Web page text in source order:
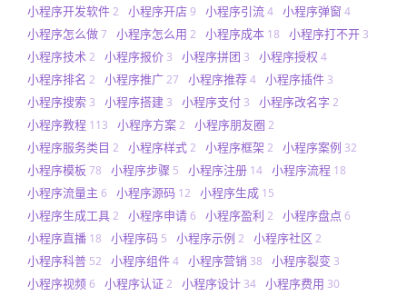
小程序开发软件2 小程序开店9 小程序引流4 小程序弹窗 4
小程序怎么做7 小程序怎么用 2 小程序成本 18 小程序打不开 3
小程序技术 2 小程序报价 3 小程序拼团 3 小程序授权 4
小程序排名 2 小程序推广27 小程序推荐4 小程序插件 3
小程序搜索 3 小程序搭建 3 小程序支付 3 小程序改名字 2
小程序教程 113 小程序方案2 小程序朋友圈 2
小程序服务类目 2 小程序样式2 小程序框架 2 小程序案例 32
小程序模板 78 小程序步骤 5 小程序注册 14 小程序流程 18
小程序流量主 6 小程序源码 12 小程序生成 15
小程序生成工具2 小程序申请6 小程序盈利 2 小程序盘点 6
小程序直播 18 小程序码 5 小程序示例 2 小程序社区 2
小程序科普 52 小程序组件4 小程序营销 38 小程序裂变 3
小程序视频6 小程序认证2 小程序设计 34 小程序费用 30